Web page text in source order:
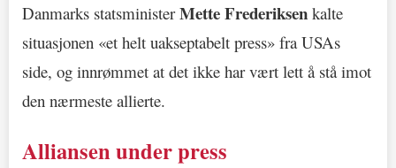
Danmarks statsministerMette Frederiksen kalte
situasjonen «et helt uakseptabelt press» fra USAs
side, og innrømmet at det ikke har vært lett å stå imot
den nærmeste allierte.
Alliansen under press